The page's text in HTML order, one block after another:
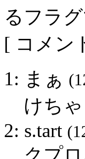
るフラグ
[ コメン
1: まぁ
けち
2: s.tart
クプ